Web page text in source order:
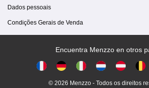
Dados pessoais
Condições Gerais de Venda
Encuentra Menzzo en otros
© 2026 Menzzo - Todos os direitos